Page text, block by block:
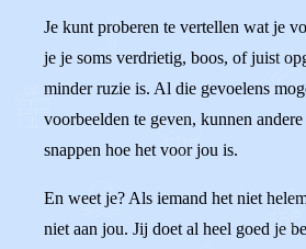
Je kunt proberen te vertellen wat je
je je soms verdrietig, boos, of juist
minder ruzie is. Al die gevoelens
voorbeelden te geven, kunnen
snappen hoe het voor jou is.
En weet je? Als iemand het niet
niet aan jou. Jij doet al heel goed je